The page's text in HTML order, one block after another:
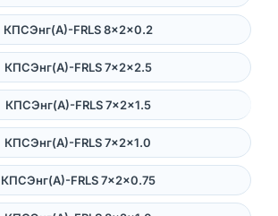
КПСЭнг(А)-FRLS 8×2×0.2
КПСЭнг(А)-FRLS 7×2×2.5
КПСЭнг(А)-FRLS 7×2×1.5
КПСЭнг(А)-FRLS 7×2×1.0
КПСЭнг(А)-FRLS 7×2×0.75